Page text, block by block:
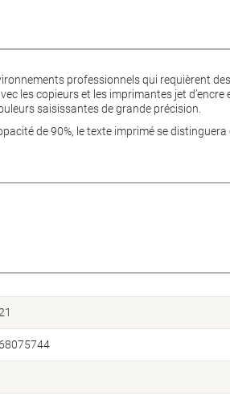
professionnels qui requièrent
les copieurs et les imprimantes jet
saisissantes de grande précision.
de 90%, le texte imprimé se